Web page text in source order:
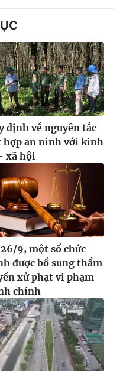
nếu không có sự chấp
khi phát hành lại
định về nguyên tắc
hợp an ninh với kinh
xã hội
9, một số chức
được bổ sung thẩm
xử phạt vi phạm
chính